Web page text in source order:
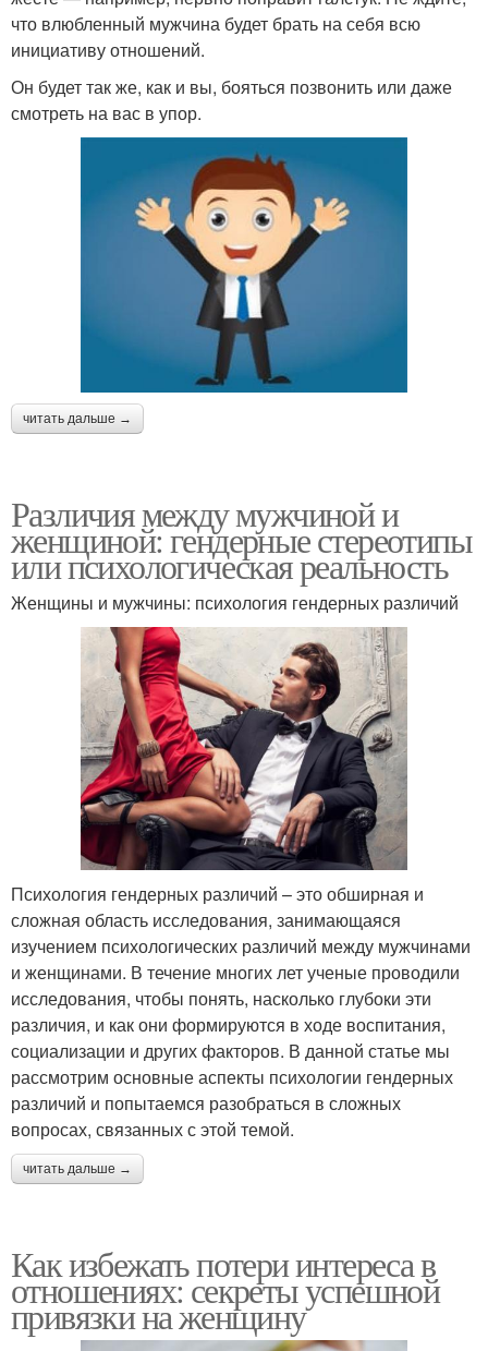
что влюбленный мужчина будет брать на себя всю
инициативу отношений.
Он будет так же, как и вы, бояться позвонить или даже
смотреть на вас в упор.
читать дальше →
Различия между мужчиной и
женщиной: гендерные стереотипы
или психологическая реальность
Женщины и мужчины: психология гендерных различий
Психология гендерных различий – это обширная и
сложная область исследования, занимающаяся
изучением психологических различий между мужчинами
и женщинами. В течение многих лет ученые проводили
исследования, чтобы понять, насколько глубоки эти
различия, и как они формируются в ходе воспитания,
социализации и других факторов. В данной статье мы
рассмотрим основные аспекты психологии гендерных
различий и попытаемся разобраться в сложных
вопросах, связанных с этой темой.
читать дальше →
Как избежать потери интереса в
отношениях: секреты успешной
привязки на женщину